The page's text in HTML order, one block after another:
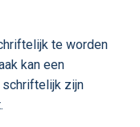
te worden
kan een
schriftelijk zijn